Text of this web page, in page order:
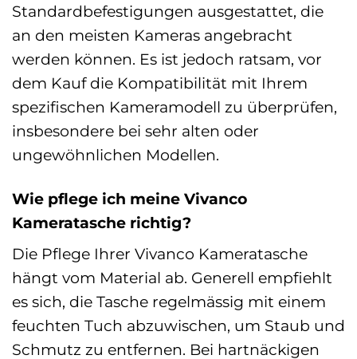
Standardbefestigungen ausgestattet, die
an den meisten Kameras angebracht
werden können. Es ist jedoch ratsam, vor
dem Kauf die Kompatibilität mit Ihrem
spezifischen Kameramodell zu überprüfen,
insbesondere bei sehr alten oder
ungewöhnlichen Modellen.
Wie pflege ich meine Vivanco
Kameratasche richtig?
Die Pflege Ihrer Vivanco Kameratasche
hängt vom Material ab. Generell empfiehlt
es sich, die Tasche regelmässig mit einem
feuchten Tuch abzuwischen, um Staub und
Schmutz zu entfernen. Bei hartnäckigen